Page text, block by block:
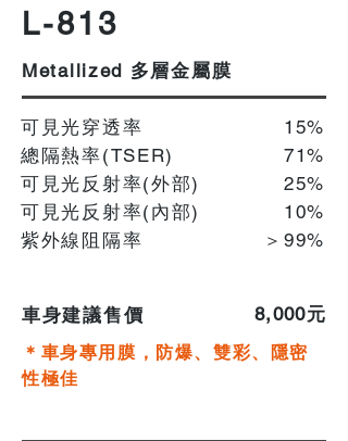
L-813
Metallized 多層金屬膜
可見光穿透率
總隔熱率(TSER)
可見光反射率(外部)
可見光反射率(內部)
紫外線阻隔率
15%
71%
25%
​10%
＞99%
車身建議售價 ​8,000元
＊車身專用膜，防爆、雙彩、隱密
性極佳